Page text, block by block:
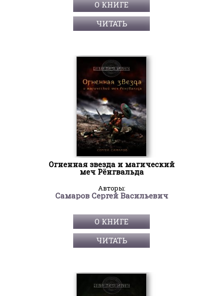
О КНИГЕ
ЧИТАТЬ
Огненная звезда и магический
меч Рёнгвальда
Авторы:
Самаров Сергей Васильевич
О КНИГЕ
ЧИТАТЬ